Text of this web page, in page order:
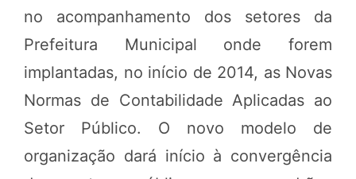
no acompanhamento dos setores da
Prefeitura Municipal onde forem
implantadas, no início de 2014, as Novas
Normas de Contabilidade Aplicadas ao
Setor Público. O novo modelo de
organização dará início à convergência